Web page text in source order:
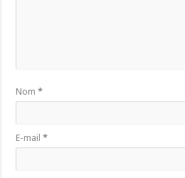
Nom*
E-mail*